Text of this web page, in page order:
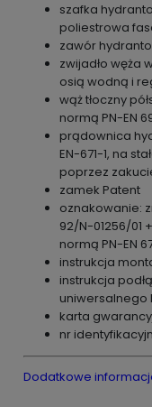
szafka
poliestrowa
zawór
zwijadło węża
osią wodną i
wąż tłoczny
normą PN-EN
prądownica
EN-671-1, na
poprzez
zamek Patent
oznakowanie:
92/N-01256/01 +
normą PN-EN
instrukcja
instrukcja
uniwersalnego
karta
nr
Dodatkowe